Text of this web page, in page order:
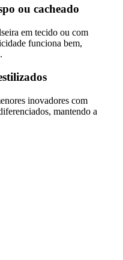
ou cacheado
em tecido ou com
funciona bem,
inovadores com
mantendo a